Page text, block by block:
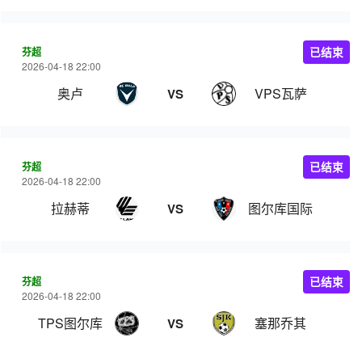
芬超
2026-04-18 22:00
奥卢 VS VPS瓦萨
已结束
芬超
2026-04-18 22:00
拉赫蒂 VS 图尔库国际
已结束
芬超
2026-04-18 22:00
TPS图尔库 VS 塞那乔其
已结束